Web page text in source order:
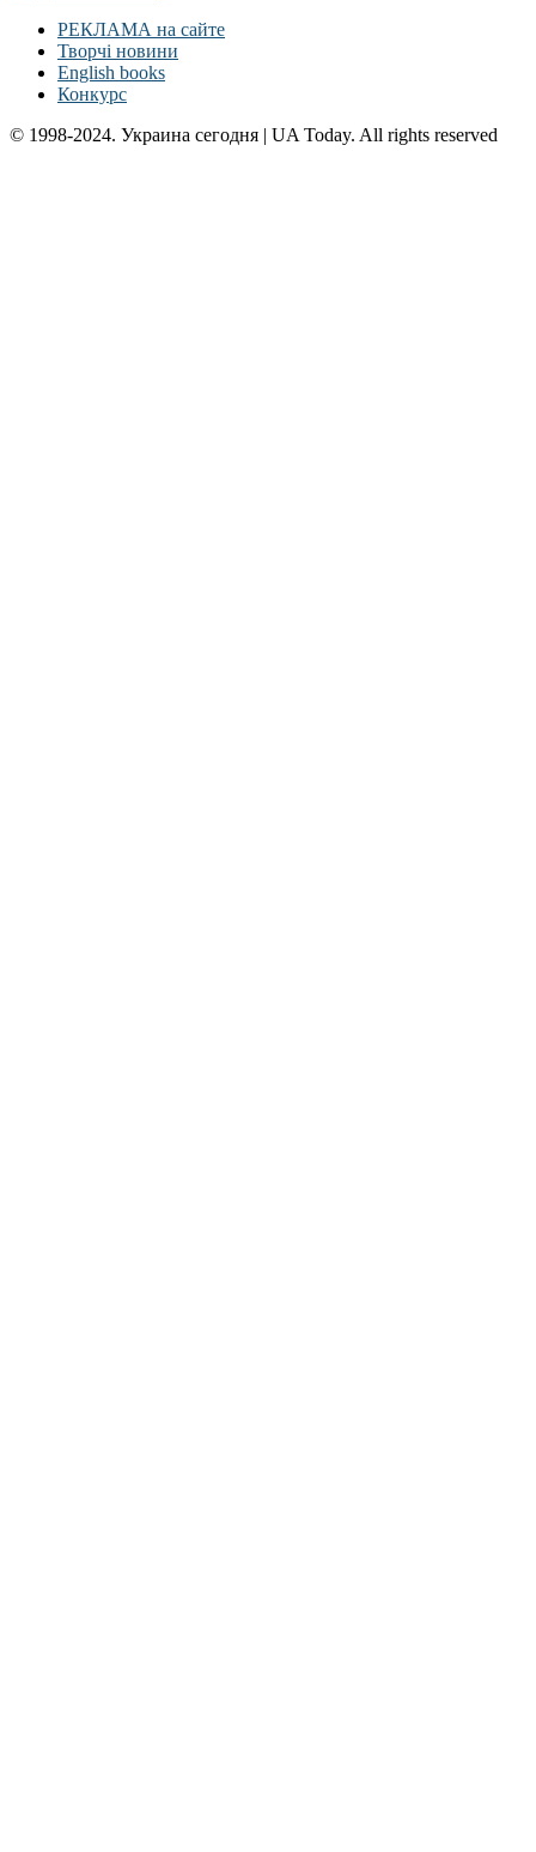
РЕКЛАМА на сайте
Творчі новини
English books
Конкурс
© 1998-2024. Украина сегодня | UA Today. All rights reserved